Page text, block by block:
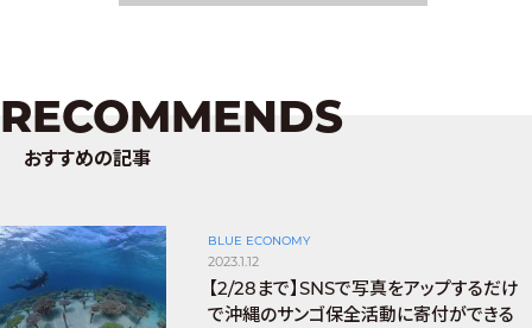
RECOMMENDS
おすすめの記事
BLUE ECONOMY
2023.1.12
【2/28まで】SNSで写真をアップするだけ
で沖縄のサンゴ保全活動に寄付ができる